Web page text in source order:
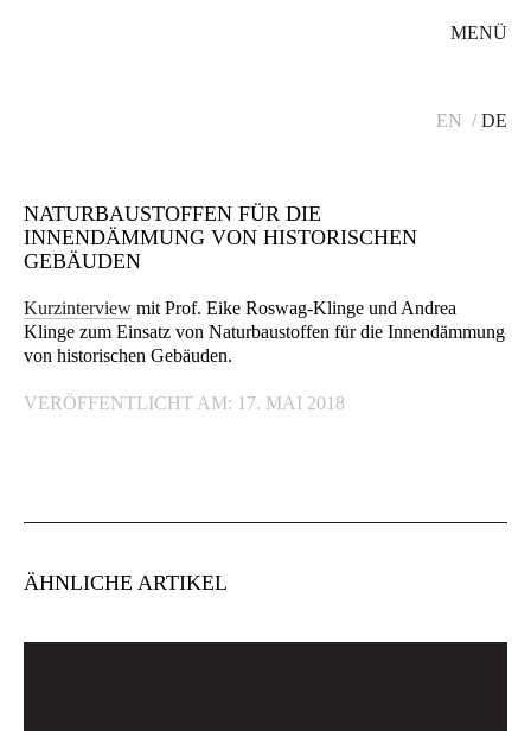
MENÜ
EN DE
NATURBAUSTOFFEN FÜR DIE
INNENDÄMMUNG VON HISTORISCHEN
GEBÄUDEN
Kurzinterview mit Prof. Eike Roswag-Klinge und Andrea
Klinge zum Einsatz von Naturbaustoffen für die Innendämmung
von historischen Gebäuden.
VERÖFFENTLICHT AM: 17. MAI 2018
ÄHNLICHE ARTIKEL